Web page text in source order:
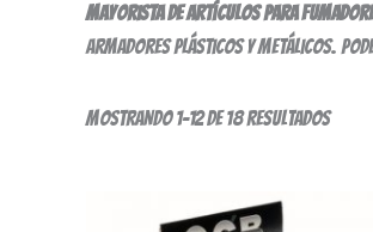
Mayorista de artículos para
armadores plásticos y metálicos.
Mostrando 1–12 de 18 resultados